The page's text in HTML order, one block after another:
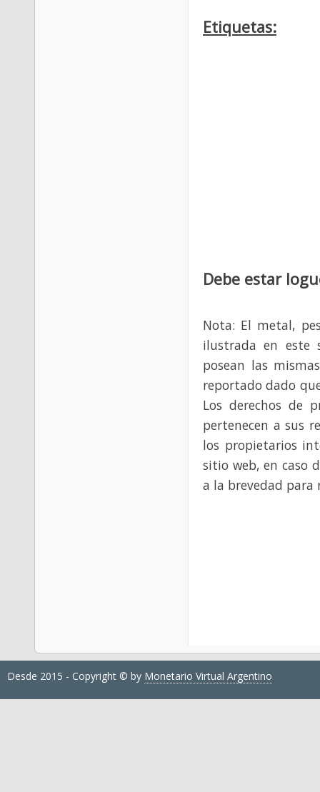
Etiquetas:
Debe estar
Nota: El metal,
ilustrada en este
posean las
reportado dado
Los derechos de
pertenecen a sus
los propietarios
sitio web, en caso
a la brevedad para
Desde 2015 - Copyright © by Monetario Virtual Argentino